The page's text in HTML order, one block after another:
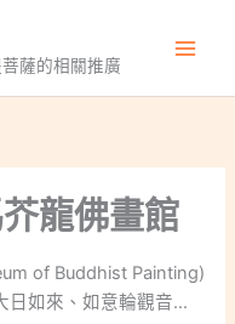
薩的相關推廣
龍佛畫館
of Buddhist Painting)
日如來、如意輪觀音…